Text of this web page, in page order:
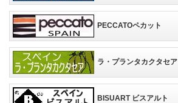
PECCATOペカット
ラ・プランタカクタセア
BISUART ビスアルト